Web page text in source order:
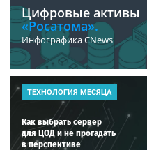
Цифровые активы
«Росатома».
Инфографика CNews
ТЕХНОЛОГИЯ МЕСЯЦА
Как выбрать сервер
для ЦОД и не прогадать
в перспективе